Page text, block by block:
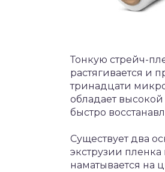
Тонкую стрейч-
растягивается и
тринадцати
обладает
быстро
Существует два
экструзии
наматывается на